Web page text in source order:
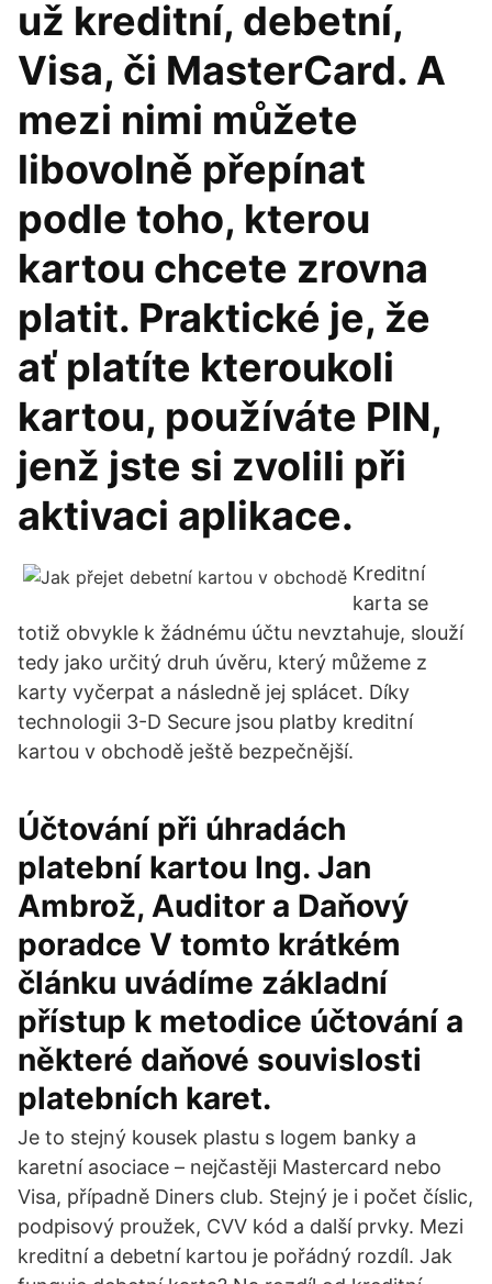
už kreditní, debetní,
Visa, či MasterCard. A
mezi nimi můžete
libovolně přepínat
podle toho, kterou
kartou chcete zrovna
platit. Praktické je, že
ať platíte kteroukoli
kartou, používáte PIN,
jenž jste si zvolili při
aktivaci aplikace.
Kreditní
karta se
totiž obvykle k žádnému účtu nevztahuje, slouží
tedy jako určitý druh úvěru, který můžeme z
karty vyčerpat a následně jej splácet. Díky
technologii 3-D Secure jsou platby kreditní
kartou v obchodě ještě bezpečnější.
Účtování při úhradách
platební kartou Ing. Jan
Ambrož, Auditor a Daňový
poradce V tomto krátkém
článku uvádíme základní
přístup k metodice účtování a
některé daňové souvislosti
platebních karet.
Je to stejný kousek plastu s logem banky a
karetní asociace – nejčastěji Mastercard nebo
Visa, případně Diners club. Stejný je i počet číslic,
podpisový proužek, CVV kód a další prvky. Mezi
kreditní a debetní kartou je pořádný rozdíl. Jak